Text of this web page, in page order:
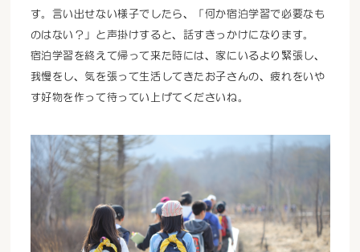
す。言い出せない様子でしたら、「何か宿泊学習で必要なも
のはない？」と声掛けすると、話すきっかけになります。
宿泊学習を終えて帰って来た時には、家にいるより緊張し、
我慢をし、気を張って生活してきたお子さんの、疲れをいや
す好物を作って待ってい上げてくださいね。